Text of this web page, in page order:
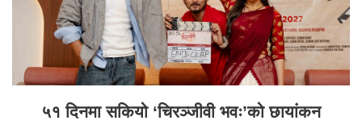
५१ दिनमा सकियो ‘चिरञ्जीवी भवः’को छायांकन